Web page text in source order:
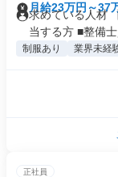
月給23万円～37
求めている人材
当する方 ■整備士
制服あり 業界未経
正社員